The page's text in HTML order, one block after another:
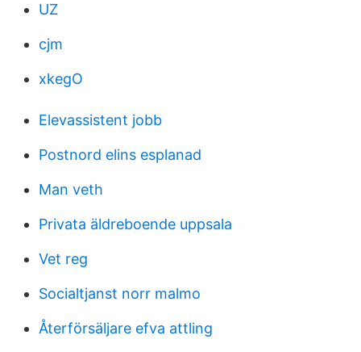
UZ
cjm
xkegO
Elevassistent jobb
Postnord elins esplanad
Man veth
Privata äldreboende uppsala
Vet reg
Socialtjanst norr malmo
Återförsäljare efva attling